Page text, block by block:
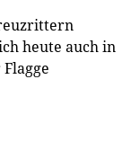
heute auch in